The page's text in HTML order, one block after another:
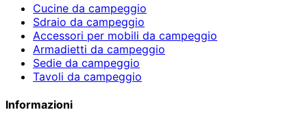
Cucine da campeggio
Sdraio da campeggio
Accessori per mobili da campeggio
Armadietti da campeggio
Sedie da campeggio
Tavoli da campeggio
Informazioni